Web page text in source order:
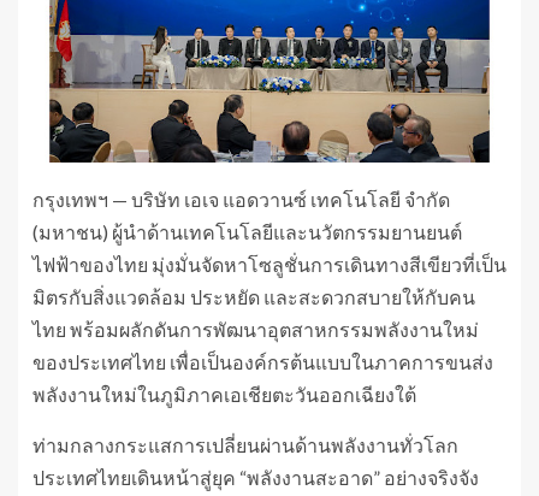
กรุงเทพฯ — บริษัท เอเจ แอดวานซ์ เทคโนโลยี จำกัด
(มหาชน) ผู้นำด้านเทคโนโลยีและนวัตกรรมยานยนต์
ไฟฟ้าของไทย มุ่งมั่นจัดหาโซลูชั่นการเดินทางสีเขียวที่เป็น
มิตรกับสิ่งแวดล้อม ประหยัด และสะดวกสบายให้กับคน
ไทย พร้อมผลักดันการพัฒนาอุตสาหกรรมพลังงานใหม่
ของประเทศไทย เพื่อเป็นองค์กรต้นแบบในภาคการขนส่ง
พลังงานใหม่ในภูมิภาคเอเชียตะวันออกเฉียงใต้
ท่ามกลางกระแสการเปลี่ยนผ่านด้านพลังงานทั่วโลก
ประเทศไทยเดินหน้าสู่ยุค “พลังงานสะอาด” อย่างจริงจัง